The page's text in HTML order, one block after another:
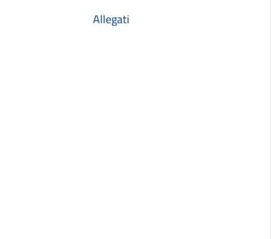
Allegati